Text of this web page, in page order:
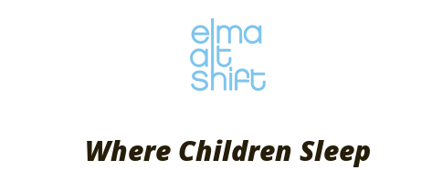
Where Children Sleep